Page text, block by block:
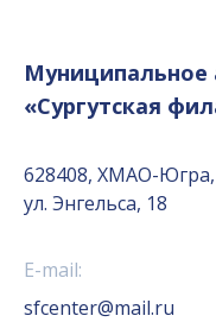
Муниципальное
«Сургутская
628408, ХМАО-Югра,
ул. Энгельса, 18
E-mail:
sfcenter@mail.ru